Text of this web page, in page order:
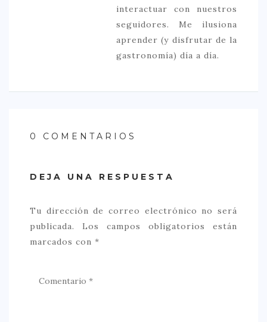
interactuar con nuestros
seguidores. Me ilusiona
aprender (y disfrutar de la
gastronomía) día a día.
0 COMENTARIOS
DEJA UNA RESPUESTA
Tu dirección de correo electrónico no será
publicada.
Los campos obligatorios están
marcados con *